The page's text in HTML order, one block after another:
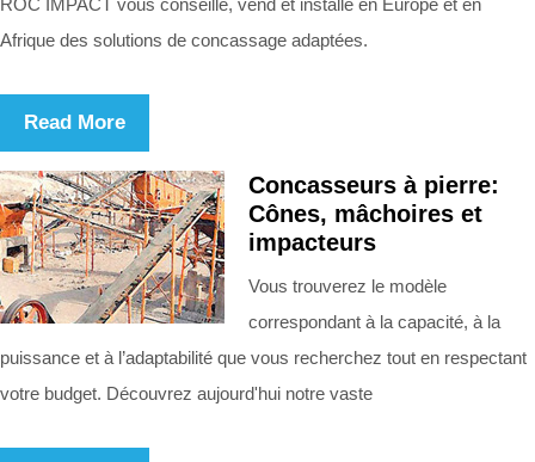
Afrique des solutions de concassage adaptées.
Read More
Concasseurs à pierre:
Cônes, mâchoires et
impacteurs
Vous trouverez le modèle
correspondant à la capacité, à la
puissance et à l’adaptabilité que vous recherchez tout en respectant
votre budget. Découvrez aujourd'hui notre vaste